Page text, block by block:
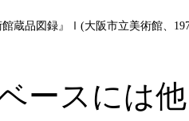
館蔵品図録』Ⅰ(大阪市立美術館、
ースには